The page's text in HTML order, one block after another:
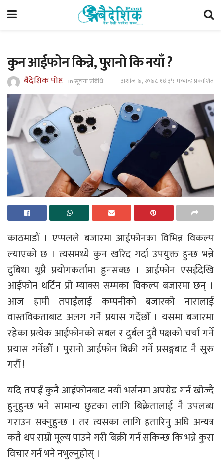
कुन आईफोन किन्ने, पुरानो कि नयाँ ?‍
बैदेशिक पोष्ट inसूचना प्रबिधि अशोज ७, २०७८ १४;३५ मध्यान्ह प्रकाशित
काठमाडौं । एप्पलले बजारमा आईफोनका विभिन्न विकल्प
ल्याएको छ । त्यसमध्ये कुन खरिद गर्दा उपयुक्त हुन्छ भन्ने
दुबिधा थुप्रै प्रयोगकर्तामा हुनसक्छ । आईफोन एसईदेखि
आईफोन थर्टिन प्रो म्याक्स सम्मका विकल्प बजारमा छन् ।
आज हामी तपाईंलाई कम्पनीको बजारको नारालाई
वास्तविकताबाट अलग गर्ने प्रयास गर्दैछौँ । यसमा बजारमा
रहेका प्रत्येक आईफोनको सबल र दुर्बल दुवै पक्षको चर्चा गर्ने
प्रयास गर्नेछौँ । पुरानो आईफोन बिक्री गर्ने प्रसङ्गबाट नै सुरु
गरौँ !
यदि तपाईं कुनै आईफोनबाट नयाँ भर्सनमा अपग्रेड गर्न खोज्दै
हुनुहुन्छ भने सामान्य छुटका लागि बिक्रेतालाई नै उपलब्ध
गराउन सक्नुहुन्छ । तर त्यसका लागि हतारिनु अघि अन्यत्र
कतै थप राम्रो मूल्य पाउने गरी बिक्री गर्न सकिन्छ कि भन्ने कुरा
विचार गर्न भने नभुल्नुहोस् ।